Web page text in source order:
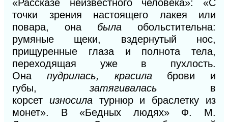
«Рассказе неизвестного человека»: «С
точки зрения настоящего лакея или
повара, она была обольстительна:
румяные щеки, вздернутый нос,
прищуренные глаза и полнота тела,
переходящая уже в пухлость.
Она пудрилась, красила брови и
губы, затягивалась в
корсет износила турнюр и браслетку из
монет». В «Бедных людях» Ф. М.